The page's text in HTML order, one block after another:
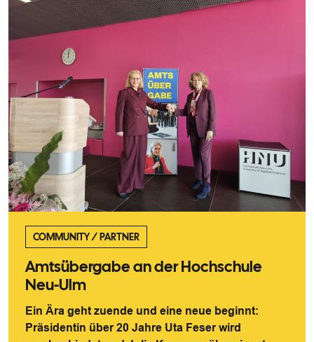
COMMUNITY/PARTNER
Amtsübergabe an der Hochschule
Neu-Ulm
Ein Ära geht zuende und eine neue beginnt:
Präsidentin über 20 Jahre Uta Feser wird